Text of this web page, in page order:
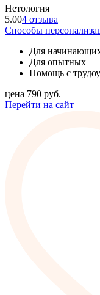
Нетология
5.004 отзыва
Способы
Для
Для опытных
Помощь с
цена 790 руб.
Перейти на сайт